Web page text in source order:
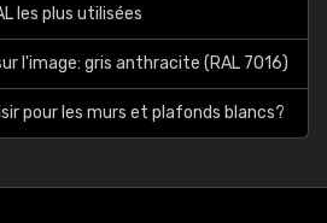
les plus utilisées
l'image: gris anthracite (RAL 7016)
pour les murs et plafonds blancs?